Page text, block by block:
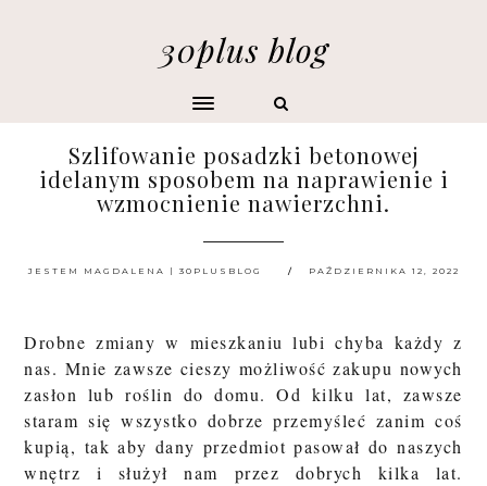
30plus blog
Szlifowanie posadzki betonowej
idelanym sposobem na naprawienie i
wzmocnienie nawierzchni.
JESTEM MAGDALENA | 30PLUSBLOG PAŹDZIERNIKA 12, 2022
Drobne zmiany w mieszkaniu lubi chyba każdy z
nas. Mnie zawsze cieszy możliwość zakupu nowych
zasłon lub roślin do domu. Od kilku lat, zawsze
staram się wszystko dobrze przemyśleć zanim coś
kupią, tak aby dany przedmiot pasował do naszych
wnętrz i służył nam przez dobrych kilka lat.